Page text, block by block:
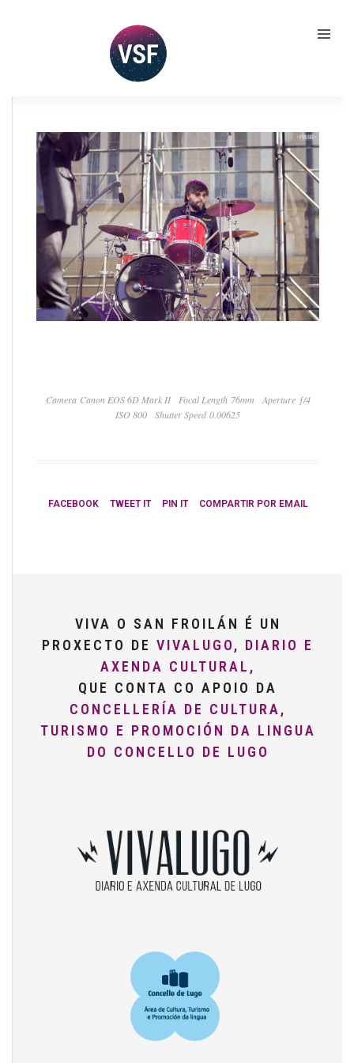
Camera Canon EOS 6D Mark II Focal Length 76mm
Aperture ƒ/4
ISO 800
Shutter Speed 0.00625
FACEBOOK TWEET IT PIN IT COMPARTIR POR EMAIL
VIVA O SAN FROILÁN É UN
PROXECTO DE VIVALUGO, DIARIO E
AXENDA CULTURAL,
QUE CONTA CO APOIO DA
CONCELLERÍA DE CULTURA,
TURISMO E PROMOCIÓN DA LINGUA
DO CONCELLO DE LUGO